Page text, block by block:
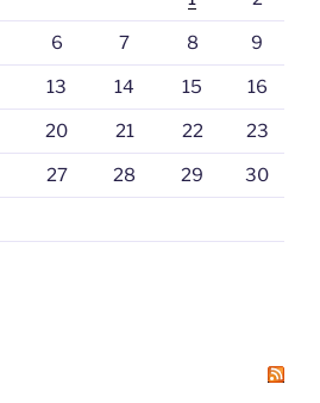
6 7 8 9
13 14 15 16
20 21 22 23
27 28 29 30